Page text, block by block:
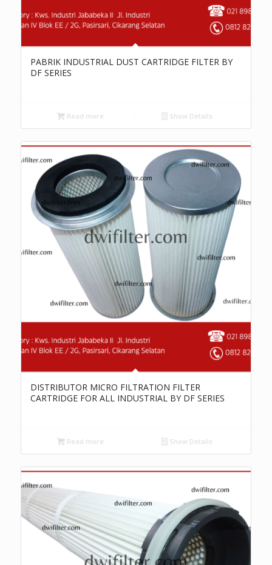
PABRIK INDUSTRIAL DUST CARTRIDGE FILTER BY
DF SERIES
Read more Show Details
DISTRIBUTOR MICRO FILTRATION FILTER
CARTRIDGE FOR ALL INDUSTRIAL BY DF SERIES
Read more Show Details